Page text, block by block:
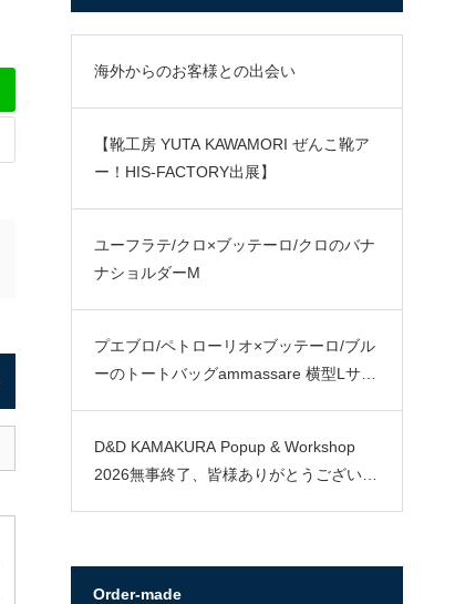
海外からのお客様との出会い
【靴工房 YUTA KAWAMORI ぜんこ靴ア
ー！HIS-FACTORY出展】
ユーフラテ/クロ×ブッテーロ/クロのバナ
ナショルダーM
プエブロ/ペトローリオ×ブッテーロ/ブル
ーのトートバッグammassare 横型Lサイ
D&D KAMAKURA Popup & Workshop
2026無事終了、皆様ありがとうございま
Order-made